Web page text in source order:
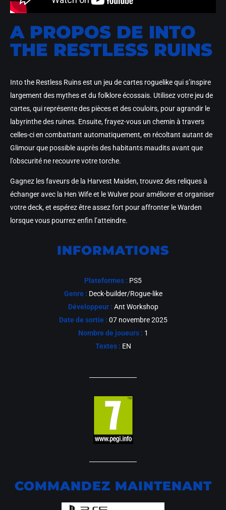
A PROPOS DE INTO
THE RESTLESS RUINS
Into the Restless Ruins est un jeu de cartes roguelike qui s’inspire
largement des mythes et du folklore écossais. Utilisez votre jeu de
cartes, qui représente des pièces et des couloirs, pour agrandir le
labyrinthe des ruines. Ensuite, frayez-vous un chemin à travers
celles-ci en combattant automatiquement, en récoltant autant de
Glimour que possible auprès des habitants maudits avant que
l’obscurité ne recouvre votre torche.
Gagnez les faveurs de la Harvest Maiden, trouvez des reliques à
échanger avec la Hen Wife et le Wulver pour améliorer et organiser
votre deck, et espérez être assez fort pour affronter le Warden
lorsque vous pourrez enfin l’atteindre.
INFORMATIONS
Plateformes : PS5
Genre : Deck-builder/Rogue-like
Développeur : Ant Workshop
Date de sortie : 07 novembre 2025
Nombre de joueurs : 1
Textes : EN
COMMANDEZ MAINTENANT